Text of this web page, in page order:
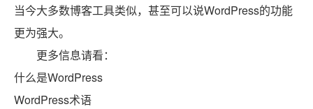
当今大多数博客工具类似，甚至可以说WordPress的功能
更为强大。
更多信息请看：
什么是WordPress
WordPress术语